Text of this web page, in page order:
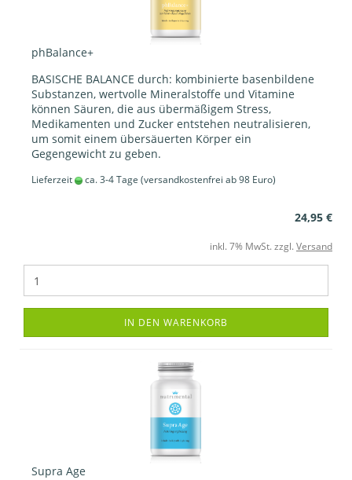
phBalance+
BASISCHE BALANCE durch: kombinierte basenbildene
Substanzen, wertvolle Mineralstoffe und Vitamine
können Säuren, die aus übermäßigem Stress,
Medikamenten und Zucker entstehen neutralisieren,
um somit einem übersäuerten Körper ein
Gegengewicht zu geben.
Lieferzeit ca. 3-4 Tage (versandkostenfrei ab 98 Euro)
24,95 €
inkl. 7% MwSt. zzgl. Versand
IN DEN WARENKORB
Supra Age